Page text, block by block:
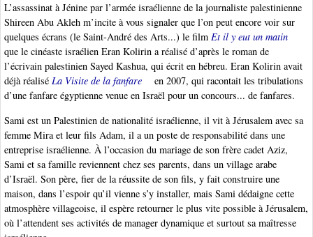
L’assassinat à Jénine par l’armée israélienne de la journaliste palestinienne
Shireen Abu Akleh m’incite à vous signaler que l’on peut encore voir sur
quelques écrans (le Saint-André des Arts...) le film Et il y eut un matin
que le cinéaste israélien Eran Kolirin a réalisé d’après le roman de
l’écrivain palestinien Sayed Kashua, qui écrit en hébreu. Eran Kolirin avait
déjà réalisé La Visite de la fanfare
en 2007, qui racontait les tribulations
d’une fanfare égyptienne venue en Israël pour un concours... de fanfares.
Sami est un Palestinien de nationalité israélienne, il vit à Jérusalem avec sa
femme Mira et leur fils Adam, il a un poste de responsabilité dans une
entreprise israélienne. À l’occasion du mariage de son frère cadet Aziz,
Sami et sa famille reviennent chez ses parents, dans un village arabe
d’Israël. Son père, fier de la réussite de son fils, y fait construire une
maison, dans l’espoir qu’il vienne s’y installer, mais Sami dédaigne cette
atmosphère villageoise, il espère retourner le plus vite possible à Jérusalem,
où l’attendent ses activités de manager dynamique et surtout sa maîtresse